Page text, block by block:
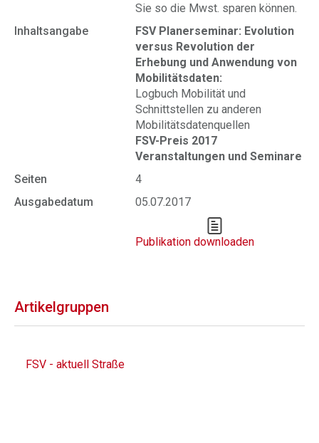
Sie so die Mwst. sparen können.
Inhaltsangabe
FSV Planerseminar: Evolution
versus Revolution der
Erhebung und Anwendung von
Mobilitätsdaten:
Logbuch Mobilität und
Schnittstellen zu anderen
Mobilitätsdatenquellen
FSV-Preis 2017
Veranstaltungen und Seminare
Seiten
4
Ausgabedatum
05.07.2017
Publikation downloaden
Artikelgruppen
FSV - aktuell Straße